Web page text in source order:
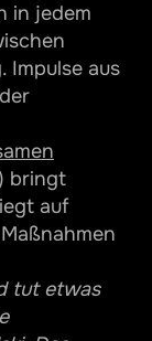
in jedem
Impulse aus
bringt
auf
tut etwas